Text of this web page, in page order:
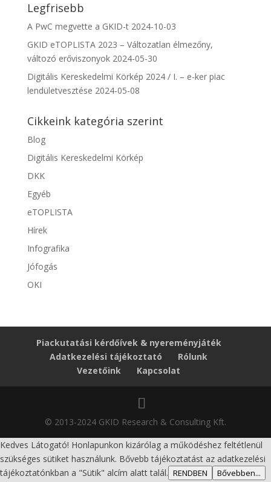
Legfrisebb
A PwC megvette a GKID-t 2024-10-03
GKID eTOPLISTA 2023 – Változatlan élmezőny,
változó erőviszonyok 2024-05-30
Digitális Kereskedelmi Körkép 2024 / I. – e-ker piac
lendületvesztése 2024-05-08
Cikkeink kategória szerint
Blog
Digitális Kereskedelmi Körkép
DKK
Egyéb
eTOPLISTA
Hírek
Infografika
Jófogás
OKI
Piackutatási kérdőívek & nyereményjáték
Adatkezelési tájékoztató
Rólunk
Vezetőink
Kapcsolat
© 2013-2024 GKID Research & Consulting Kft.
Kedves Látogató! Honlapunkon kizárólag a működéshez feltétlenül
szükséges sütiket használunk. Bővebb tájékoztatást az adatkezelési
tájékoztatónkban a "Sütik" alcím alatt talál. RENDBEN Bővebben...